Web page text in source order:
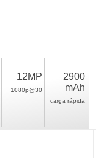
12MP
1080p@30
2900
mAh
carga rápida